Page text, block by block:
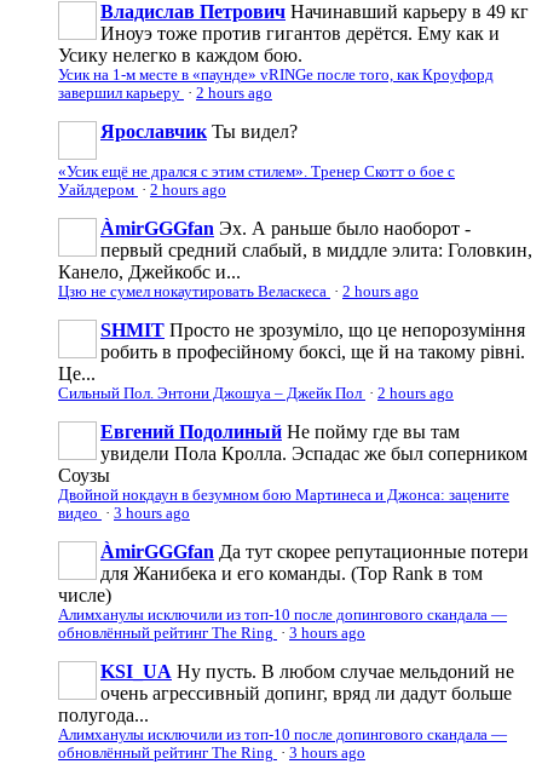
Владислав Петрович Начинавший карьеру в 49 кг
Иноуэ тоже против гигантов дерётся. Ему как и
Усику нелегко в каждом бою.
Усик на 1-м месте в «паунде» vRINGe после того, как Кроуфорд
завершил карьеру · 2 hours ago
Ярославчик Ты видел?
«Усик ещё не дрался с этим стилем». Тренер Скотт о бое с
Уайлдером · 2 hours ago
ÀmirGGGfan Эх. А раньше было наоборот -
первый средний слабый, в миддле элита: Головкин,
Канело, Джейкобс и...
Цзю не сумел нокаутировать Веласкеса · 2 hours ago
SHMIT Просто не зрозуміло, що це непорозуміння
робить в професійному боксі, ще й на такому рівні.
Це...
Сильный Пол. Энтони Джошуа – Джейк Пол · 2 hours ago
Евгений Подолиный Не пойму где вы там
увидели Пола Кролла. Эспадас же был соперником
Соузы
Двойной нокдаун в безумном бою Мартинеса и Джонса: зацените
видео · 3 hours ago
ÀmirGGGfan Да тут скорее репутационные потери
для Жанибека и его команды. (Top Rank в том
числе)
Алимханулы исключили из топ-10 после допингового скандала —
обновлённый рейтинг The Ring · 3 hours ago
KSI_UA Ну пусть. В любом случае мельдоний не
очень агрессивньій допинг, вряд ли дадут больше
полугода...
Алимханулы исключили из топ-10 после допингового скандала —
обновлённый рейтинг The Ring · 3 hours ago